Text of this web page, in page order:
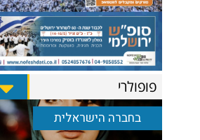
פופולרי
בחברה הישראלית